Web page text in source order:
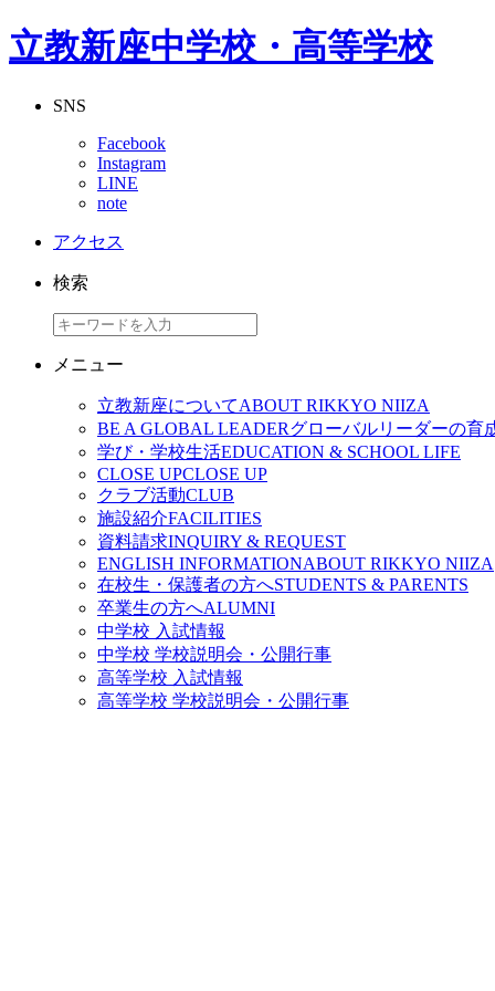
立教新座中学校・高等学校
SNS
Facebook
Instagram
LINE
note
アクセス
検索
メニュー
立教新座についてABOUT RIKKYO NIIZA
BE A GLOBAL LEADERグローバルリーダーの育
学び・学校生活EDUCATION & SCHOOL LIFE
CLOSE UPCLOSE UP
クラブ活動CLUB
施設紹介FACILITIES
資料請求INQUIRY & REQUEST
ENGLISH INFORMATIONABOUT RIKKYO NIIZA
在校生・保護者の方へSTUDENTS & PARENTS
卒業生の方へALUMNI
中学校 入試情報
中学校 学校説明会・公開行事
高等学校 入試情報
高等学校 学校説明会・公開行事